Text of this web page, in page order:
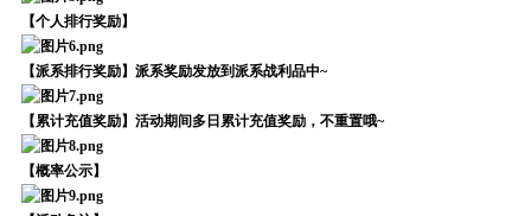
【个人排行奖励】
【派系排行奖励】派系奖励发放到派系战利品中~
【累计充值奖励】活动期间多日累计充值奖励，不重置哦~
【概率公示】